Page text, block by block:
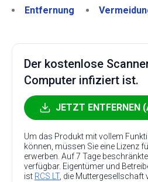
Entfernung
Der kostenlose
Computer infiziert ist.
JETZT ENTFERNEN
Um das Produkt mit vollem
können, müssen Sie eine Lizenz
erwerben. Auf 7 Tage
verfügbar. Eigentümer und
ist RCS LT, die Muttergesellschaft